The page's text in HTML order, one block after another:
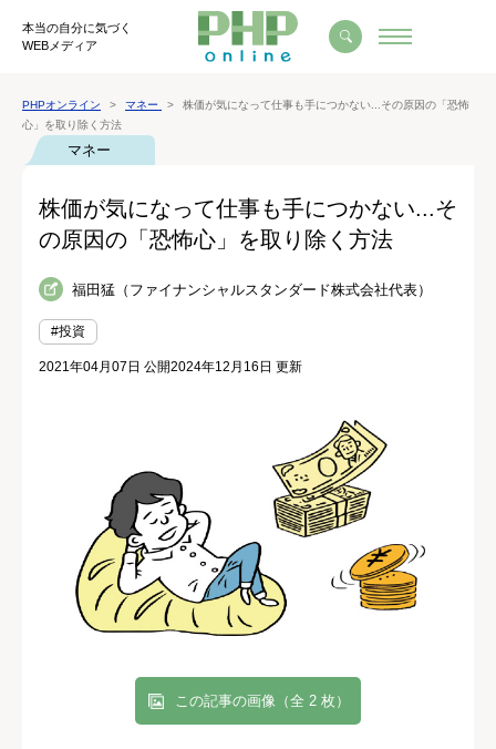
本当の自分に気づく
WEBメディア
PHPオンライン マネー
株価が気になって仕事も手につかない...その原因の「恐怖
心」を取り除く方法
マネー
株価が気になって仕事も手につかない...そ
の原因の「恐怖心」を取り除く方法
福田猛（ファイナンシャルスタンダード株式会社代表）
#投資
2021年04月07日 公開2024年12月16日 更新
この記事の画像（全 2 枚）